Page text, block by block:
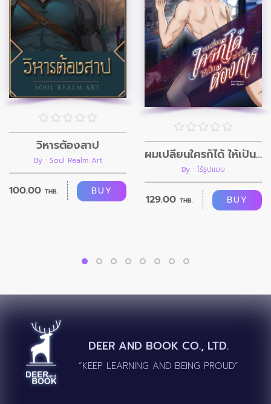
วิหารต้องสาป
By : Soul Realm Art
100.00 THB. BUY
ผมเปลี่ยนใครก็ได้ ให้เป็นอย่างที่ผมต้องการ
By : ไร้รูปแบบ
129.00 THB. BUY
DEER AND BOOK CO., LTD.
“KEEP LEARNING AND BEING PROUD”